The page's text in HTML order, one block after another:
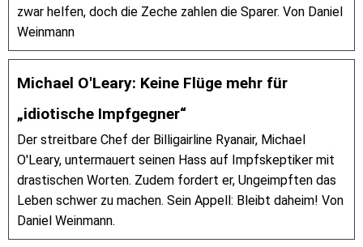
zwar helfen, doch die Zeche zahlen die Sparer. Von Daniel
Weinmann
Michael O'Leary: Keine Flüge mehr für
„idiotische Impfgegner“
Der streitbare Chef der Billigairline Ryanair, Michael
O'Leary, untermauert seinen Hass auf Impfskeptiker mit
drastischen Worten. Zudem fordert er, Ungeimpften das
Leben schwer zu machen. Sein Appell: Bleibt daheim! Von
Daniel Weinmann.